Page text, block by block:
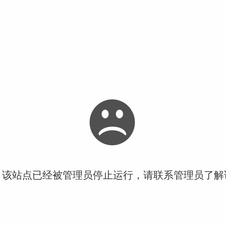
站点已经被管理员停止运行，请联系管理员了